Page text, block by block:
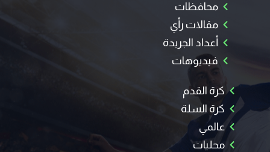
محافظات
مقالات رأي
أعداد الجريدة
فيديوهات
كرة القدم
كرة السلة
عالمي
محليات